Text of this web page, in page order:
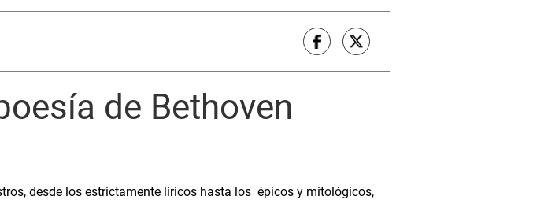
de Bethoven
desde los estrictamente líricos hasta los épicos y mitológicos,